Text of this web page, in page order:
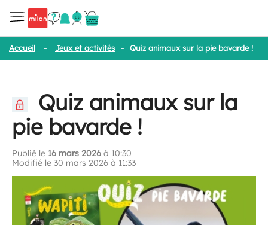
Accueil - Jeux et activités - Quiz animaux sur la pie bavarde !
Quiz animaux sur la
pie bavarde !
Publié le 16 mars 2026 à 10:30
Modifié le 30 mars 2026 à 11:33